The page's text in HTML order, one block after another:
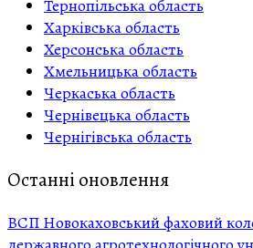
Тернопільська область
Харківська область
Херсонська область
Хмельницька область
Черкаська область
Чернівецька область
Чернігівська область
Останні оновлення
ВСП Новокаховський фаховий